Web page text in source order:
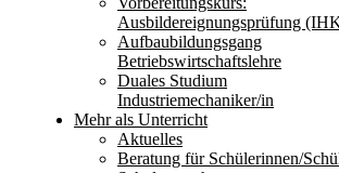
Ausbildereignungsprüfung
Aufbaubildungsgang
Betriebswirtschaftslehre
Duales Studium
Industriemechaniker/in
Mehr als Unterricht
Aktuelles
Beratung für Schülerinnen/